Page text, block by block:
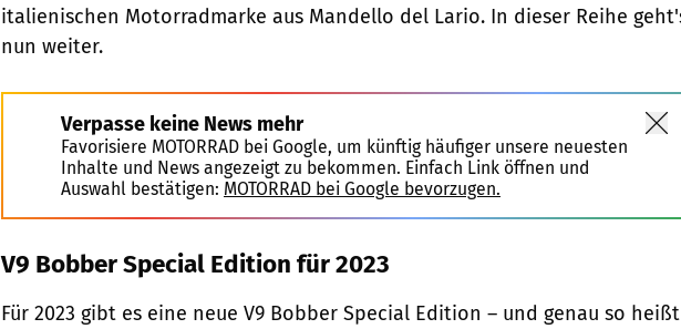
italienischen Motorradmarke aus Mandello del Lario. In dieser Reihe
nun weiter.
Verpasse keine News mehr
Favorisiere MOTORRAD bei Google, um künftig häufiger unsere neuesten
Inhalte und News angezeigt zu bekommen. Einfach Link öffnen und
Auswahl bestätigen: MOTORRAD bei Google bevorzugen.
V9 Bobber Special Edition für 2023
Für 2023 gibt es eine neue V9 Bobber Special Edition – und genau so heißt